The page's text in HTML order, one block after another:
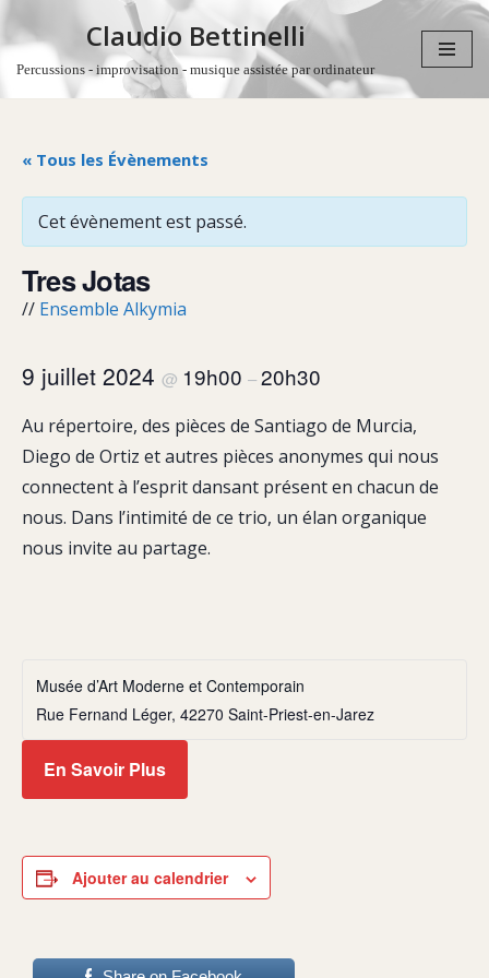
Aller
Claudio Bettinelli
Percussions - improvisation - musique assistée par ordinateur
« Tous les Évènements
Cet évènement est passé.
Tres Jotas
// Ensemble Alkymia
9 juillet 2024 @ 19h00 –20h30
Au répertoire, des pièces de Santiago de Murcia,
Diego de Ortiz et autres pièces anonymes qui nous
connectent à l’esprit dansant présent en chacun de
nous. Dans l’intimité de ce trio, un élan organique
nous invite au partage.
Musée d’Art Moderne et Contemporain
Rue Fernand Léger, 42270 Saint-Priest-en-Jarez
En Savoir Plus
Ajouter au calendrier